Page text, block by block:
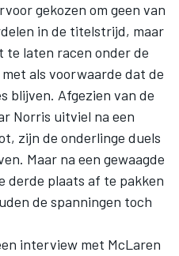
gekozen om geen van
in de titelstrijd, maar
laten racen onder de
met als voorwaarde dat de
blijven. Afgezien van de
Norris uitviel na een
zijn de onderlinge duels
Maar na een gewaagde
derde plaats af te pakken
de spanningen toch
interview met McLaren